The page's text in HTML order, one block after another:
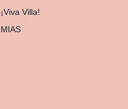
¡Viva Villa!
MIAS